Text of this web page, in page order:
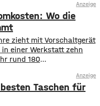
Flächen, sehr
Blühpflanzen
Ein
Wunderlösung, kann
Anzeige
Wo die
zieht mit Vorschaltgerät
einer Werkstatt zehn
rund 180
– nur fürs
als ihr Ruf Man braucht
Anzeige
Taschen für